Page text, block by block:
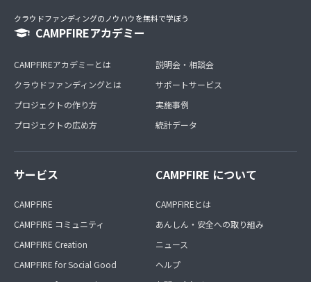
クラウドファンディングのノウハウを無料で学ぼう
CAMPFIREアカデミー
CAMPFIREアカデミーとは
クラウドファンディングとは
プロジェクトの作り方
プロジェクトの広め方
説明会・相談会
サポートサービス
実施事例
統計データ
サービス
CAMPFIRE
CAMPFIRE コミュニティ
CAMPFIRE Creation
CAMPFIRE for Social Good
CAMPFIRE について
CAMPFIREとは
あんしん・安全への取り組み
ニュース
ヘルプ